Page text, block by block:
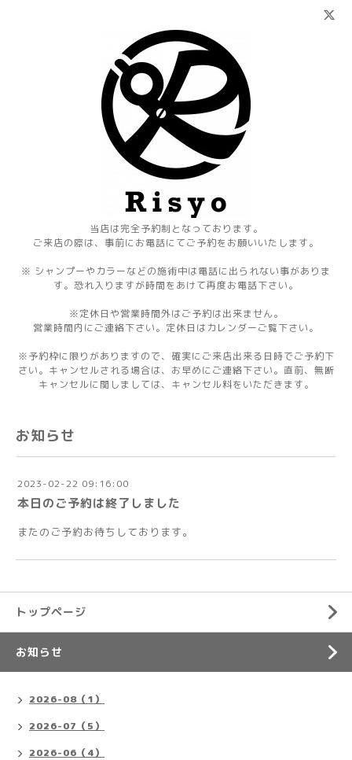
当店は完全予約制となっております。
ご来店の際は、事前にお電話にてご予約をお願いいたします。
※ シャンプーやカラーなどの施術中は電話に出られない事がありま
す。恐れ入りますが時間をあけて再度お電話下さい。
※定休日や営業時間外はご予約は出来ません。
営業時間内にご連絡下さい。定休日はカレンダーご覧下さい。
※予約枠に限りがありますので、確実にご来店出来る日時でご予約下
さい。キャンセルされる場合は、お早めにご連絡下さい。直前、無断
キャンセルに関しましては、キャンセル料をいただきます。
お知らせ
2023-02-22 09:16:00
本日のご予約は終了しました
またのご予約お待ちしております。
トップページ
お知らせ
2026-08（1）
2026-07（5）
2026-06（4）